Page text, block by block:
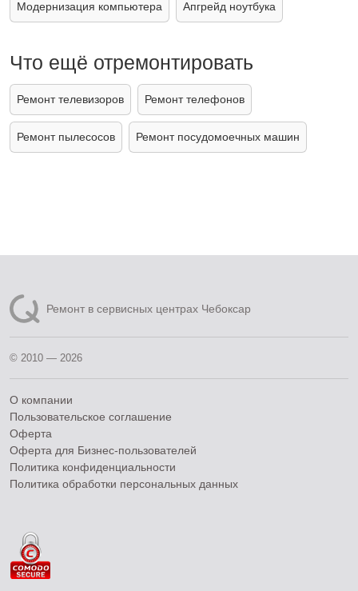
Модернизация компьютера Апгрейд ноутбука
Что ещё отремонтировать
Ремонт телевизоров Ремонт телефонов
Ремонт пылесосов Ремонт посудомоечных машин
Ремонт в сервисных центрах Чебоксар
© 2010 — 2026
О компании
Пользовательское соглашение
Оферта
Оферта для Бизнес-пользователей
Политика конфиденциальности
Политика обработки персональных данных